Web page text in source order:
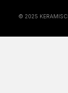
© 2025